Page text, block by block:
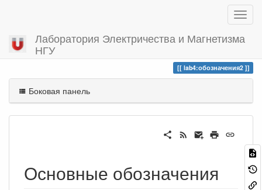
Лаборатория Электричества и Магнетизма
НГУ
Вы посетили
lab4:обозначения2
Боковая панель
Основные обозначения